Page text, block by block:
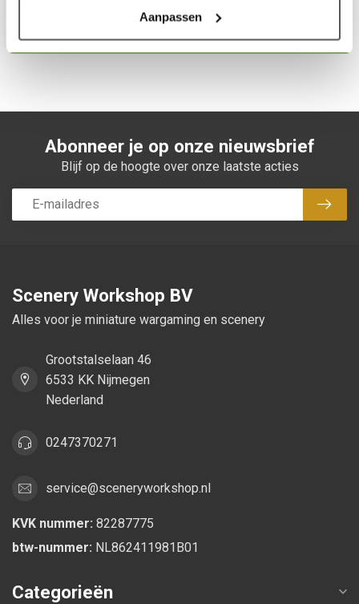
Aanpassen
Abonneer je op onze nieuwsbrief
Blijf op de hoogte over onze laatste acties
Scenery Workshop BV
Alles voor je miniature wargaming en scenery
Grootstalselaan 46
6533 KK Nijmegen
Nederland
0247370271
service@sceneryworkshop.nl
KVK nummer: 82287775
btw-nummer: NL862411981B01
Categorieën